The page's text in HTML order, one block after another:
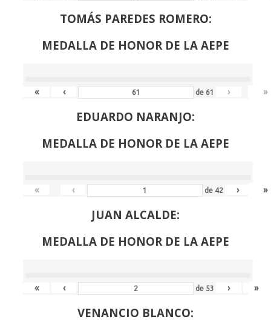
TOMÁS PAREDES ROMERO:
MEDALLA DE HONOR DE LA AEPE
« ‹ de 61 › »
EDUARDO NARANJO:
MEDALLA DE HONOR DE LA AEPE
« ‹ de 42 › »
JUAN ALCALDE:
MEDALLA DE HONOR DE LA AEPE
« ‹ de 53 › »
VENANCIO BLANCO: